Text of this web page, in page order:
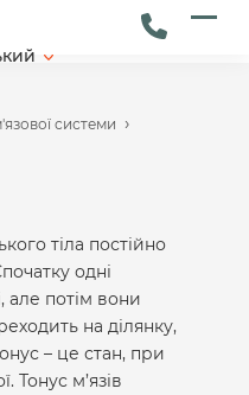
системи ›
тіла постійно
одні
але потім вони
на ділянку,
– це стан, при
Тонус м’язів